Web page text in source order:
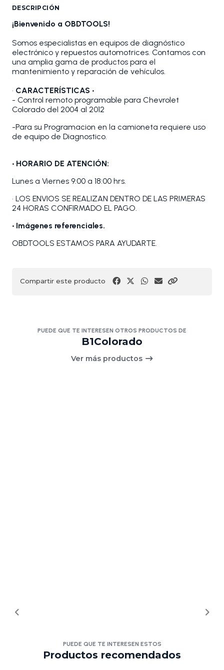
DESCRIPCIÓN
¡Bienvenido a OBDTOOLS!
Somos especialistas en equipos de diagnóstico
electrónico y repuestos automotrices. Contamos con
una amplia gama de productos para el
mantenimiento y reparación de vehículos.
• CARACTERÍSTICAS •
- Control remoto programable para Chevrolet
Colorado del 2004 al 2012
-Para su Programacion en la camioneta requiere uso
de equipo de Diagnostico.
• HORARIO DE ATENCIÓN:
Lunes a Viernes 9:00 a 18:00 hrs.
• LOS ENVIOS SE REALIZAN DENTRO DE LAS PRIMERAS
24 HORAS CONFIRMADO EL PAGO.
• Imágenes referenciales.
OBDTOOLS ESTAMOS PARA AYUDARTE.
Compartir este producto
PUEDE QUE TE INTERESEN OTROS PRODUCTOS DE
B1Colorado
Ver más productos
PUEDE QUE TE INTERESEN ESTOS
Productos recomendados